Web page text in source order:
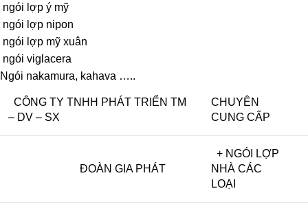
ngói lợp ý mỹ
ngói lợp nipon
ngói lợp mỹ xuân
ngói viglacera
Ngói nakamura, kahava …..
CÔNG TY TNHH PHÁT TRIỂN TM
– DV – SX
CHUYÊN
CUNG CẤP
ĐOÀN GIA PHÁT
+ NGÓI LỢP
NHÀ CÁC
LOẠI